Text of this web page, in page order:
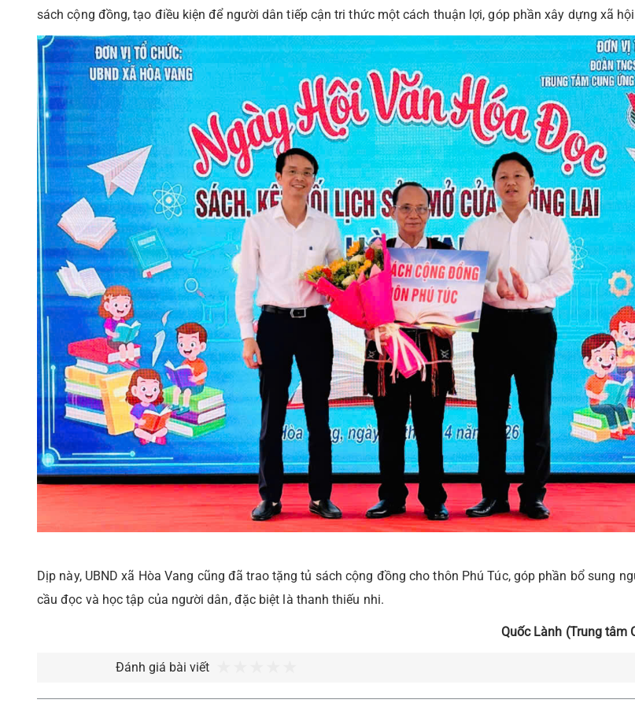
sách cộng đồng, tạo điều kiện để người dân tiếp cận tri thức một cách thuận lợi, góp phần xây dựng xã
Dịp này, UBND xã Hòa Vang cũng đã trao tặng tủ sách cộng đồng cho thôn Phú Túc, góp phần bổ sung
cầu đọc và học tập của người dân, đặc biệt là thanh thiếu nhi.
Quốc Lành (Trung tâm
Đánh giá bài viết